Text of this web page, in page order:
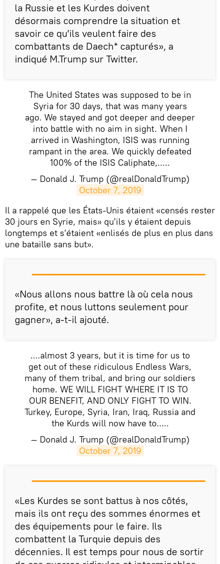
la Russie et les Kurdes doivent
désormais comprendre la situation et
savoir ce qu'ils veulent faire des
combattants de Daech* capturés», a
indiqué M.Trump sur Twitter.
The United States was supposed to be in
Syria for 30 days, that was many years
ago. We stayed and got deeper and deeper
into battle with no aim in sight. When I
arrived in Washington, ISIS was running
rampant in the area. We quickly defeated
100% of the ISIS Caliphate,.....
— Donald J. Trump (@realDonaldTrump)
October 7, 2019
Il a rappelé que les États-Unis étaient «censés rester
30 jours en Syrie, mais» qu'ils y étaient depuis
longtemps et s'étaient «enlisés de plus en plus dans
une bataille sans but».
«Nous allons nous battre là où cela nous
profite, et nous luttons seulement pour
gagner», a-t-il ajouté.
....almost 3 years, but it is time for us to
get out of these ridiculous Endless Wars,
many of them tribal, and bring our soldiers
home. WE WILL FIGHT WHERE IT IS TO
OUR BENEFIT, AND ONLY FIGHT TO WIN.
Turkey, Europe, Syria, Iran, Iraq, Russia and
the Kurds will now have to.....
— Donald J. Trump (@realDonaldTrump)
October 7, 2019
«Les Kurdes se sont battus à nos côtés,
mais ils ont reçu des sommes énormes et
des équipements pour le faire. Ils
combattent la Turquie depuis des
décennies. Il est temps pour nous de sortir